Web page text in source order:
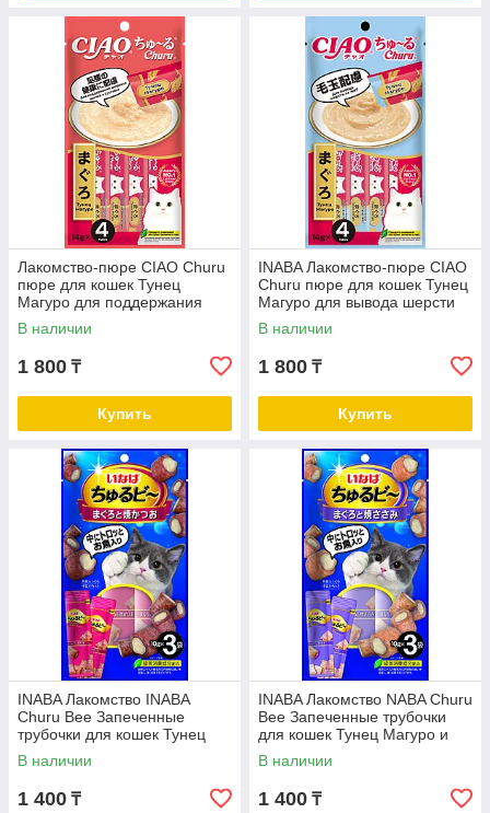
Лакомство-пюре CIAO Churu
пюре для кошек Тунец
Магуро для поддержания
здоровья костей и суставов
14г * 4шт
В наличии
1 800 ₸
Купить
INABA Лакомство-пюре CIAO
Churu пюре для кошек Тунец
Магуро для вывода шерсти
из ЖКТ 56 г
В наличии
1 800 ₸
Купить
INABA Лакомство INABA
Churu Bee Запеченные
трубочки для кошек Тунец
Магуро и запечённый тунец
Кацуо 30 г
В наличии
1 400 ₸
INABA Лакомство NABA Churu
Bee Запеченные трубочки
для кошек Тунец Магуро и
запечённое куриное филе 30
гВ наличии
1 400 ₸